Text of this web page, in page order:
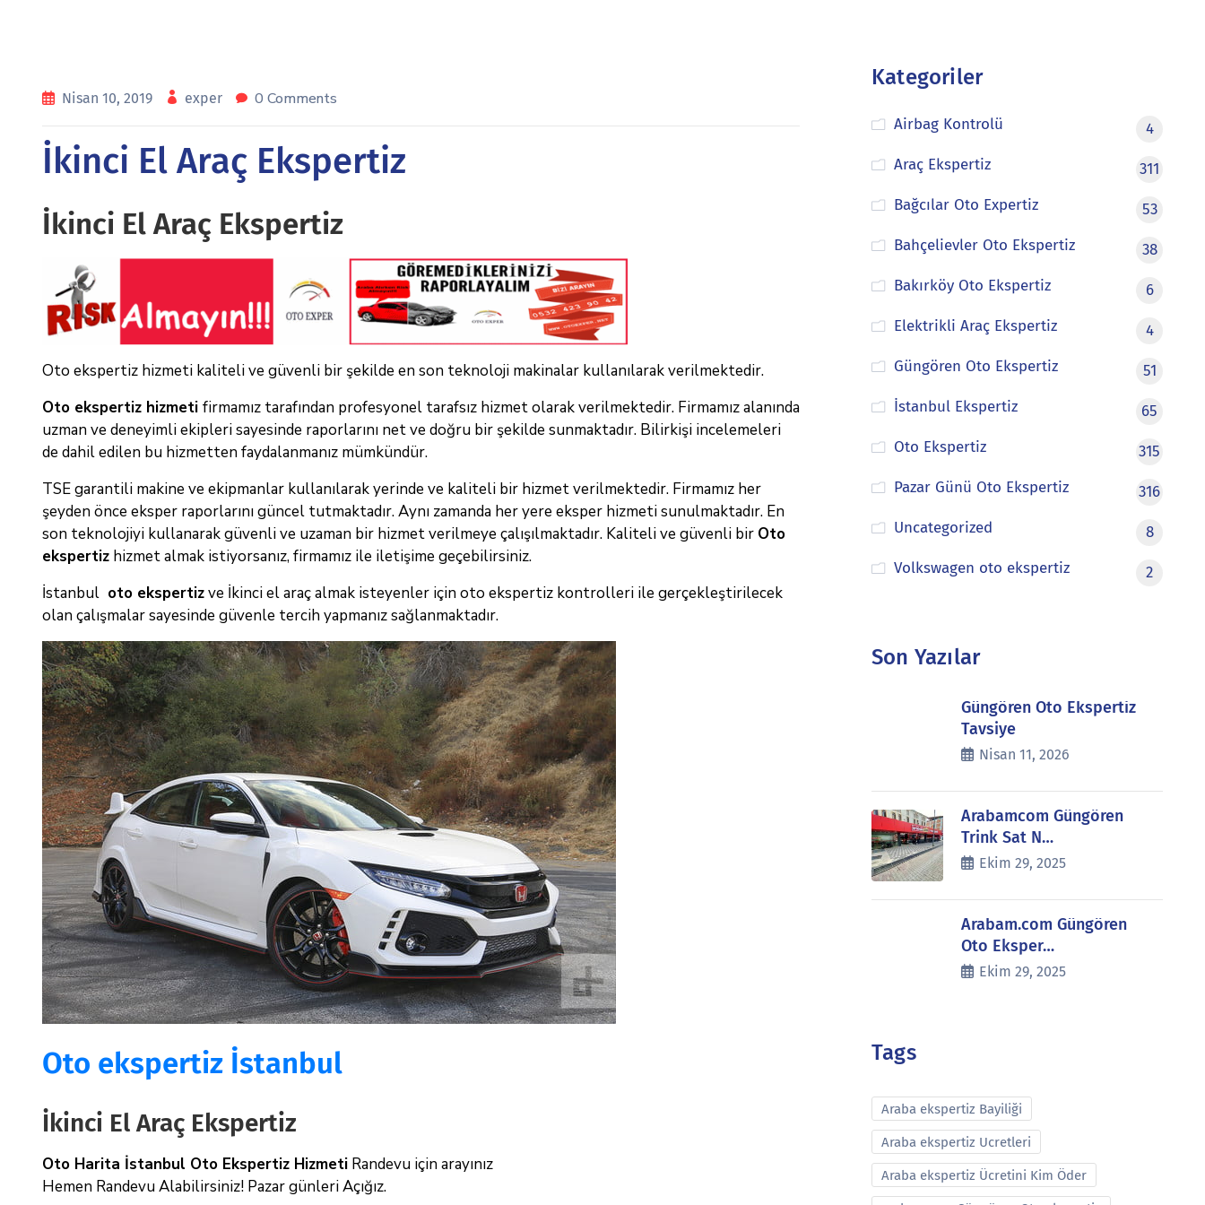
Nisan 10, 2019 exper 0 Comments
İkinci El Araç Ekspertiz
İkinci El Araç Ekspertiz
Oto ekspertiz hizmeti kaliteli ve güvenli bir şekilde en son teknoloji makinalar kullanılarak verilmektedir.
Oto ekspertiz hizmeti firmamız tarafından profesyonel tarafsız hizmet olarak verilmektedir. Firmamız alanında
uzman ve deneyimli ekipleri sayesinde raporlarını net ve doğru bir şekilde sunmaktadır. Bilirkişi incelemeleri
de dahil edilen bu hizmetten faydalanmanız mümkündür.
TSE garantili makine ve ekipmanlar kullanılarak yerinde ve kaliteli bir hizmet verilmektedir. Firmamız her
şeyden önce eksper raporlarını güncel tutmaktadır. Aynı zamanda her yere eksper hizmeti sunulmaktadır. En
son teknolojiyi kullanarak güvenli ve uzaman bir hizmet verilmeye çalışılmaktadır. Kaliteli ve güvenli bir Oto
ekspertiz hizmet almak istiyorsanız, firmamız ile iletişime geçebilirsiniz.
İstanbul oto ekspertizve İkinci el araç almak isteyenler için oto ekspertiz kontrolleri ile gerçekleştirilecek
olan çalışmalar sayesinde güvenle tercih yapmanız sağlanmaktadır.
Oto ekspertiz İstanbul
İkinci El Araç Ekspertiz
Oto Harita İstanbul Oto Ekspertiz Hizmeti Randevu için arayınız
Hemen Randevu Alabilirsiniz! Pazar günleri Açığız.
Kategoriler
Airbag Kontrolü
4
Araç Ekspertiz
311
Bağcılar Oto Expertiz
53
Bahçelievler Oto Ekspertiz
38
Bakırköy Oto Ekspertiz
6
Elektrikli Araç Ekspertiz
4
Güngören Oto Ekspertiz
51
İstanbul Ekspertiz
65
Oto Ekspertiz
315
Pazar Günü Oto Ekspertiz
316
Uncategorized
8
Volkswagen oto ekspertiz
2
Son Yazılar
Güngören Oto Ekspertiz
Tavsiye
Nisan 11, 2026
Arabamcom Güngören
Trink Sat N…
Ekim 29, 2025
Arabam.com Güngören
Oto Eksper…
Ekim 29, 2025
Tags
Araba ekspertiz Bayiliği
Araba ekspertiz Ucretleri
Araba ekspertiz Ücretini Kim Öder